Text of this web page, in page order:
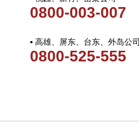
0800-003-007
▪ 高雄、屏东、台东、外岛公司
0800-525-555